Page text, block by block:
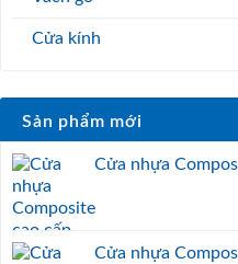
Cửa kính
Sản phẩm mới
Cửa nhựa
Cửa nhựa